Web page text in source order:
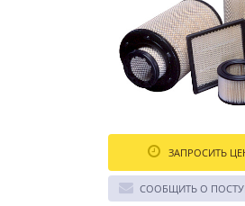
ЗАПРОСИТЬ
СООБЩИТЬ О